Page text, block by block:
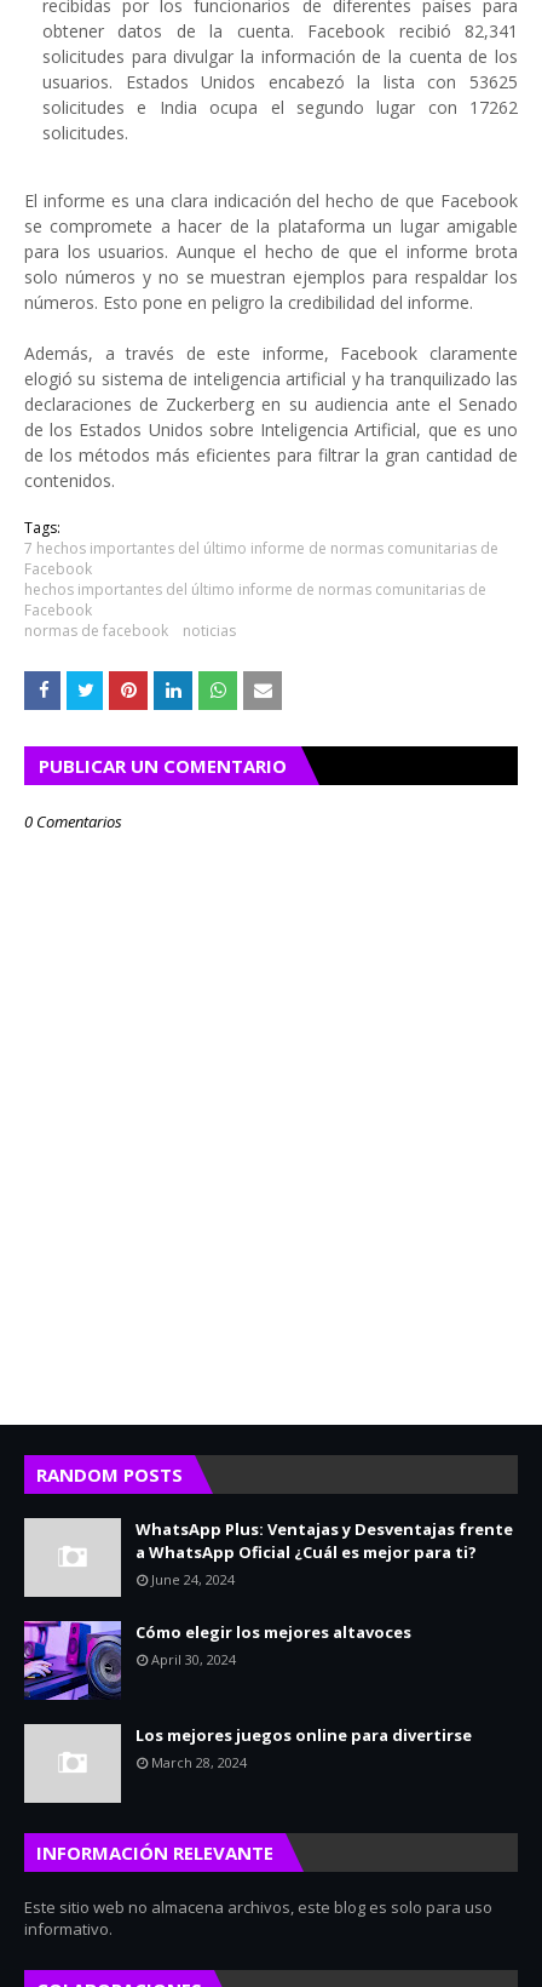
recibidas por los funcionarios de diferentes países para
obtener datos de la cuenta. Facebook recibió 82,341
solicitudes para divulgar la información de la cuenta de los
usuarios. Estados Unidos encabezó la lista con 53625
solicitudes e India ocupa el segundo lugar con 17262
solicitudes.
El informe es una clara indicación del hecho de que Facebook
se compromete a hacer de la plataforma un lugar amigable
para los usuarios. Aunque el hecho de que el informe brota
solo números y no se muestran ejemplos para respaldar los
números. Esto pone en peligro la credibilidad del informe.
Además, a través de este informe, Facebook claramente
elogió su sistema de inteligencia artificial y ha tranquilizado las
declaraciones de Zuckerberg en su audiencia ante el Senado
de los Estados Unidos sobre Inteligencia Artificial, que es uno
de los métodos más eficientes para filtrar la gran cantidad de
contenidos.
Tags:
7 hechos importantes del último informe de normas comunitarias de
Facebook
hechos importantes del último informe de normas comunitarias de
Facebook
normas de facebook
noticias
PUBLICAR UN COMENTARIO
0 Comentarios
RANDOM POSTS
WhatsApp Plus: Ventajas y Desventajas frente
a WhatsApp Oficial ¿Cuál es mejor para ti?
June 24, 2024
Cómo elegir los mejores altavoces
April 30, 2024
Los mejores juegos online para divertirse
March 28, 2024
INFORMACIÓN RELEVANTE
Este sitio web no almacena archivos, este blog es solo para uso
informativo.